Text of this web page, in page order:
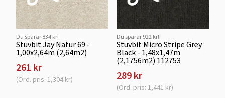
Du sparar 834 kr!
Stuvbit Jay Natur 69 -
1,00x2,64m (2,64m2)
261 kr
(Ord. pris: 1,304 kr)
Du sparar 922 kr!
Stuvbit Micro Stripe Grey
Black - 1,48x1,47m
(2,1756m2) 112753
289 kr
(Ord. pris: 1,441 kr)